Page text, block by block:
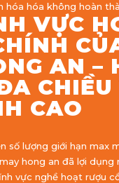
hóa hóa không hoàn
VỰC
AN –
CHIỀU
CAO
số lượng giới hạn max
hong an đã lợi dụng
vực nghề hoạt rượu